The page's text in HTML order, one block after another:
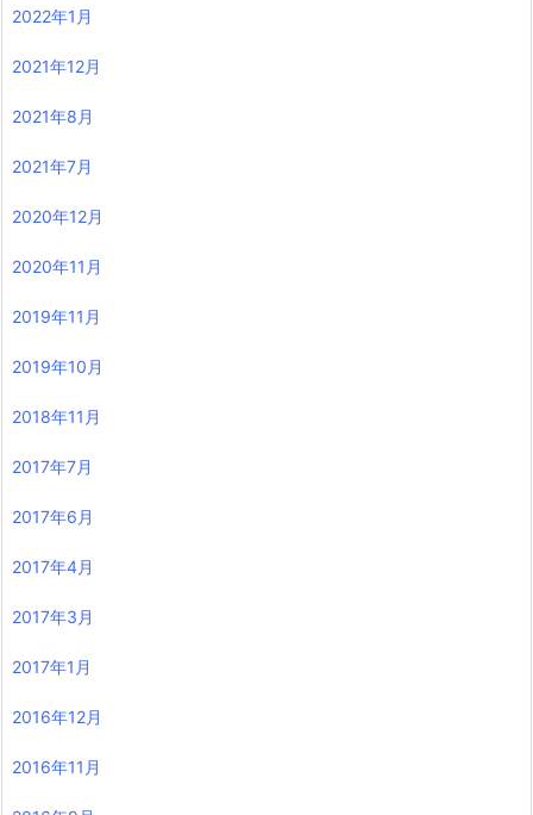
2022年1月
2021年12月
2021年8月
2021年7月
2020年12月
2020年11月
2019年11月
2019年10月
2018年11月
2017年7月
2017年6月
2017年4月
2017年3月
2017年1月
2016年12月
2016年11月